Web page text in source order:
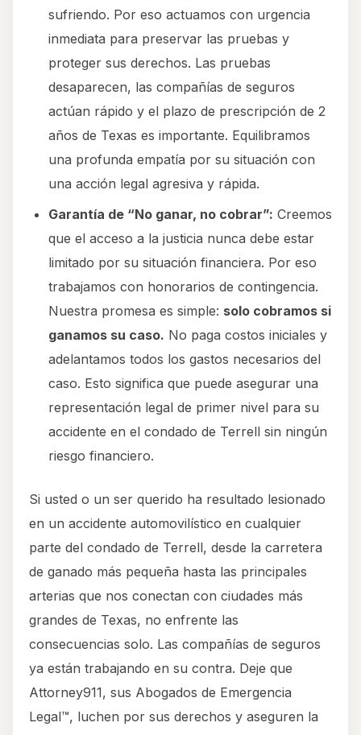
sufriendo. Por eso actuamos con urgencia
inmediata para preservar las pruebas y
proteger sus derechos. Las pruebas
desaparecen, las compañías de seguros
actúan rápido y el plazo de prescripción de 2
años de Texas es importante. Equilibramos
una profunda empatía por su situación con
una acción legal agresiva y rápida.
Garantía de “No ganar, no cobrar”: Creemos
que el acceso a la justicia nunca debe estar
limitado por su situación financiera. Por eso
trabajamos con honorarios de contingencia.
Nuestra promesa es simple: solo cobramos si
ganamos su caso. No paga costos iniciales y
adelantamos todos los gastos necesarios del
caso. Esto significa que puede asegurar una
representación legal de primer nivel para su
accidente en el condado de Terrell sin ningún
riesgo financiero.
Si usted o un ser querido ha resultado lesionado
en un accidente automovilístico en cualquier
parte del condado de Terrell, desde la carretera
de ganado más pequeña hasta las principales
arterias que nos conectan con ciudades más
grandes de Texas, no enfrente las
consecuencias solo. Las compañías de seguros
ya están trabajando en su contra. Deje que
Attorney911, sus Abogados de Emergencia
Legal™, luchen por sus derechos y aseguren la